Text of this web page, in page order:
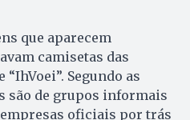
que aparecem
camisetas das
“IhVoei”. Segundo as
são de grupos informais
oficiais por trás